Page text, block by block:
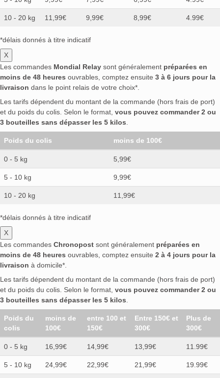
10 - 20 kg 11,99€ 9,99€ 8,99€ 4.99€
*délais donnés à titre indicatif
X
Les commandes Mondial Relay sont généralement préparées en
moins de 48 heures ouvrables, comptez ensuite 3 à 6 jours pour la
livraison dans le point relais de votre choix*.
Les tarifs dépendent du montant de la commande (hors frais de port)
et du poids du colis. Selon le format, vous pouvez commander 2 ou
3 bouteilles sans dépasser les 5 kilos
Poids du colis moins de 100€
0 - 5 kg 5,99€
5 - 10 kg 9,99€
10 - 20 kg 11,99€
*délais donnés à titre indicatif
X
Les commandes Chronopost sont généralement préparées en
moins de 48 heures ouvrables, comptez ensuite 2 à 4 jours pour la
livraison à domicile*.
Les tarifs dépendent du montant de la commande (hors frais de port)
et du poids du colis. Selon le format, vous pouvez commander 2 ou
3 bouteilles sans dépasser les 5 kilos
Poids du
colis
moins de
100€
entre 100 et
150€
Entre 150€ et
300€
Plus de
300€
0 - 5 kg 16,99€ 14,99€ 13,99€ 11.99€
5 - 10 kg 24,99€ 22,99€ 21,99€ 19.99€